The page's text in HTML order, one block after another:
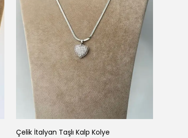
Çelik İtalyan Taşlı Kalp Kolye